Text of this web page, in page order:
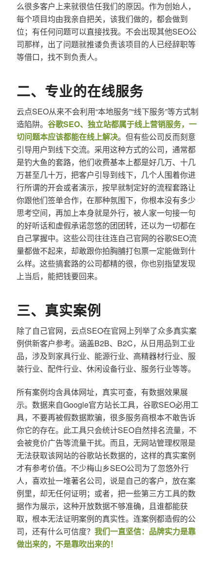
么很多客户上来就很信任我们的原因。作为创始人，
每个项目均由我亲自把关，该我们做的，都会做到
位；有任何问题可以直接找我。不会出现其他SEO公
司那样，出了问题就推诿负责该项目的人已经辞职等
等借口，找不到负责人。
二、专业的在线服务
云点SEO从来不会利用“本地服务”“线下服务”等方式制
造陷阱。 谷歌SEO、独立站都属于线上营销服务，一
切问题本应该都能在线上解决。但有些公司反而刻意
引导用户到线下交流。采用这种方式的公司，通常都
是钓大鱼的套路，他们收费基本上都是好几万、十几
万甚至几十万，把客户引导到线下，几个人围着你进
行所谓的开会或者演示，按早就制定好的流程套路让
你跟他们签单合作，在那种氛围下，你根本没有多少
思考空间，再加上本身就是外行，被人家一句接一句
的好听话和虚假承诺忽悠的团团转，还以为一切都在
自己掌握中。这些公司往往连自己官网的谷歌SEO流
量都做不起来，却敢跟你拍胸脯打包票一定能做到什
么样。这些搞套路的公司都精的很，你也别指望发现
上当后，能把钱要回来。
三、真实案例
除了自己官网，云点SEO在官网上列举了众多真实案
例供新客户参考。涵盖B2B、B2C，从日用品到工业
品，涉及到家具行业、能源行业、高精器材行业、服
装行业、配件行业、休闲设备行业、服务行业等等。
所有案例均含具体网址，真实可查，有数据效果展
示。数据来自Google官方站长工具，谷歌SEO必用工
具，不要再被假数据欺骗，很多服务商根本不敢告诉
你它的存在。此工具只会统计SEO自然排名流量，不
会被竞价广告等流量干扰。而且，无网站管理权限是
无法获取该网站的谷歌站长数据的，这样的真实案例
才有参考价值。不少梅山乡SEO公司为了忽悠外行
人，喜欢扯一堆著名公司，说是自己的客户，放在案
例里，却无任何证明；或者，把一些第三方工具的数
据作为展示，这种开放数据不够准确，且谁都能获
取，根本无法证明案例的真实性。连案例都造假的公
司，还有什么可信度？ 我们一直坚信：品牌实力是靠
做出来的，不是靠吹出来的！